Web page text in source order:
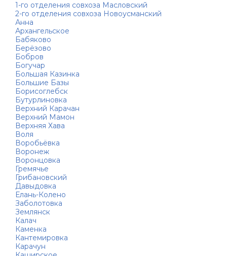
1-го отделения совхоза Масловский
2-го отделения совхоза Новоусманский
Анна
Архангельское
Бабяково
Берёзово
Бобров
Богучар
Большая Казинка
Большие Базы
Борисоглебск
Бутурлиновка
Верхний Карачан
Верхний Мамон
Верхняя Хава
Воля
Воробьёвка
Воронеж
Воронцовка
Гремячье
Грибановский
Давыдовка
Елань-Колено
Заболотовка
Землянск
Калач
Каменка
Кантемировка
Карачун